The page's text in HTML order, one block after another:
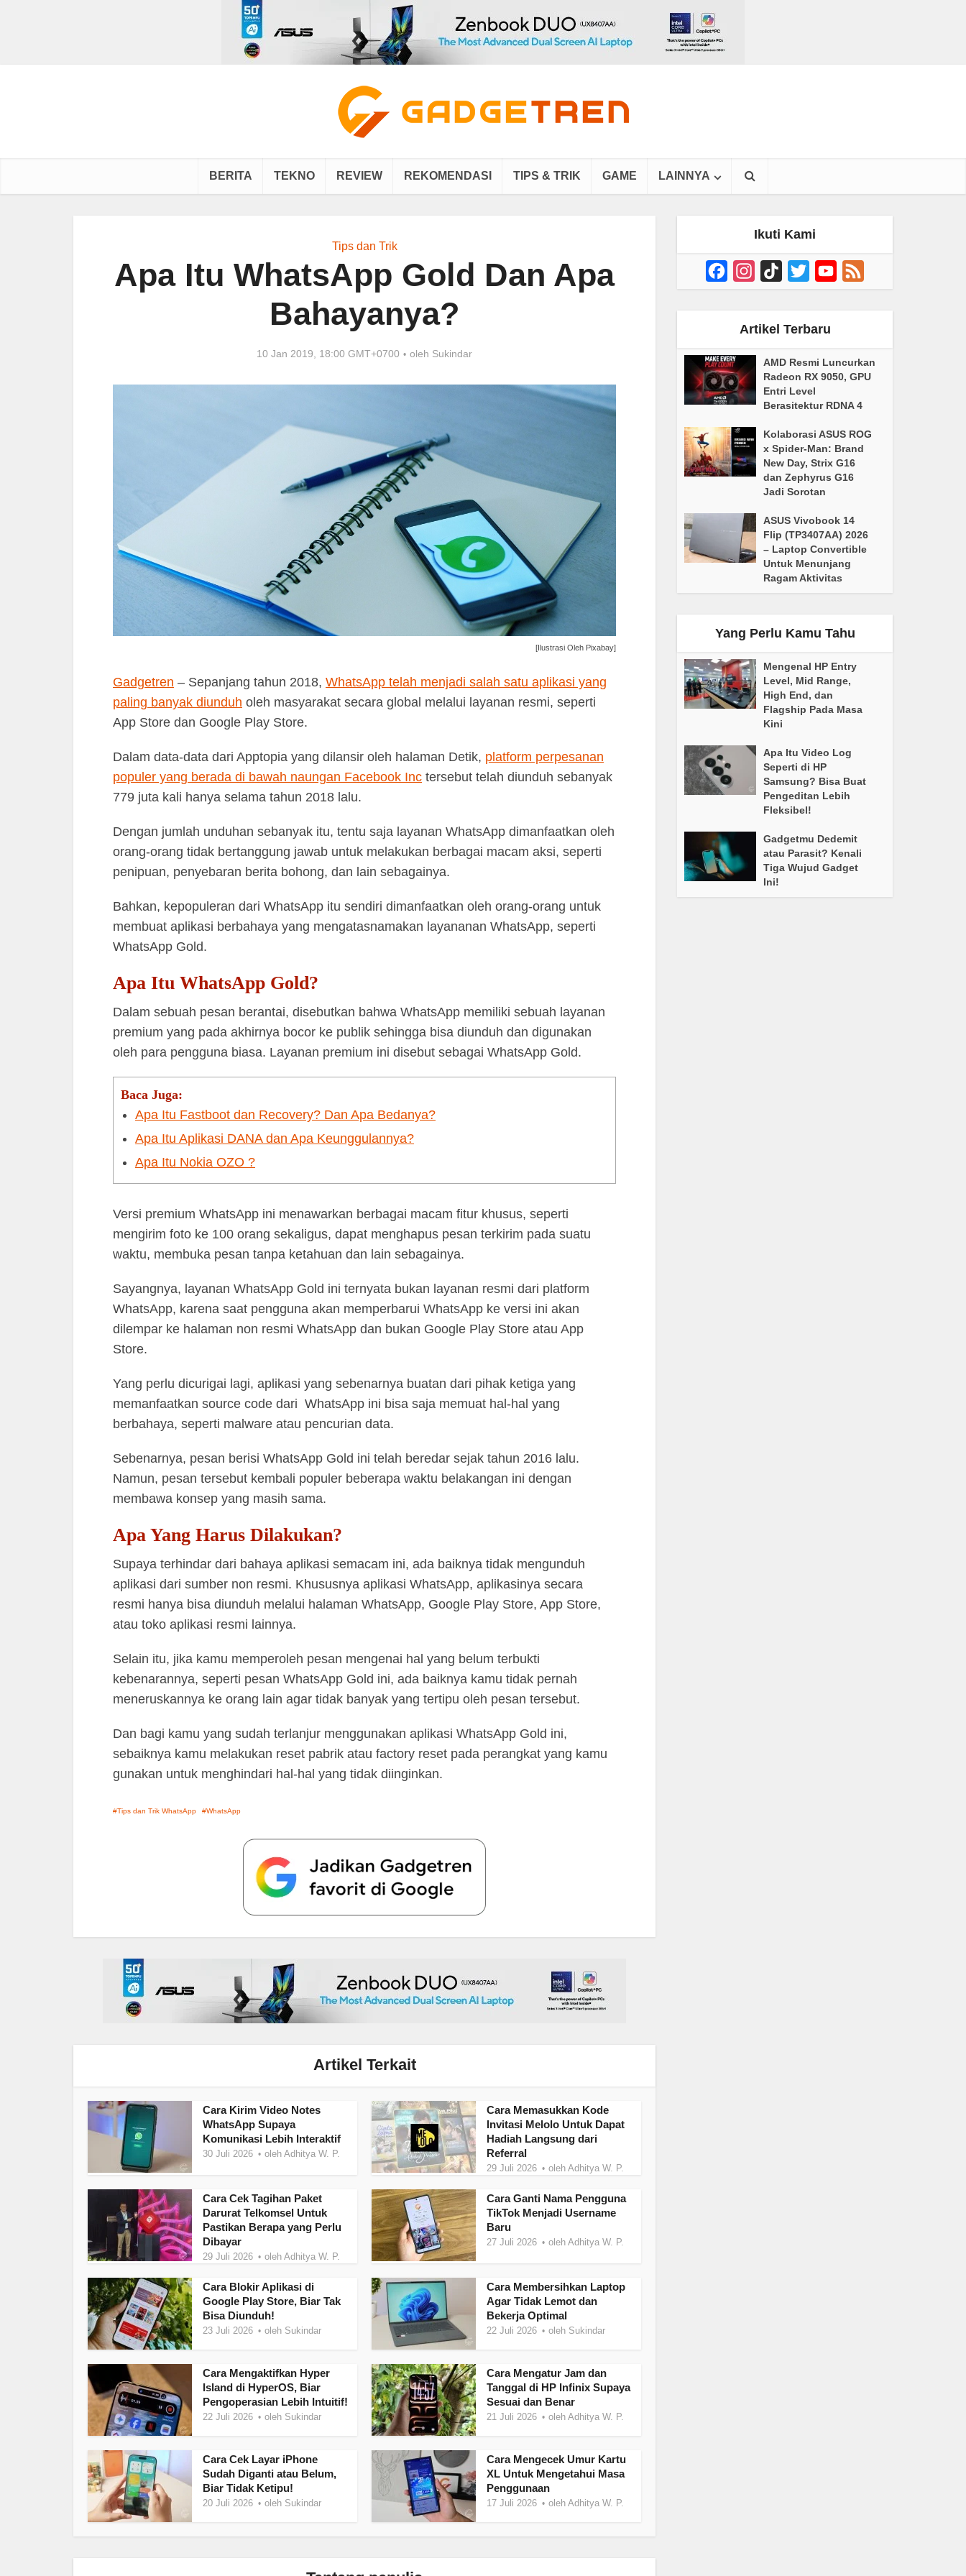
BERITA TEKNO REVIEW REKOMENDASI TIPS & TRIK GAME LAINNYA
Tips dan Trik
Apa Itu WhatsApp Gold Dan Apa
Bahayanya?
10 Jan 2019, 18:00 GMT+0700 oleh Sukindar
[Ilustrasi Oleh Pixabay]
Gadgetren – Sepanjang tahun 2018, WhatsApp telah menjadi salah satu aplikasi yang
paling banyak diunduh oleh masyarakat secara global melalui layanan resmi, seperti
App Store dan Google Play Store.
Dalam data-data dari Apptopia yang dilansir oleh halaman Detik, platform perpesanan
populer yang berada di bawah naungan Facebook Inc tersebut telah diunduh sebanyak
779 juta kali hanya selama tahun 2018 lalu.
Dengan jumlah unduhan sebanyak itu, tentu saja layanan WhatsApp dimanfaatkan oleh
orang-orang tidak bertanggung jawab untuk melakukan berbagai macam aksi, seperti
penipuan, penyebaran berita bohong, dan lain sebagainya.
Bahkan, kepopuleran dari WhatsApp itu sendiri dimanfaatkan oleh orang-orang untuk
membuat aplikasi berbahaya yang mengatasnamakan layananan WhatsApp, seperti
WhatsApp Gold.
Apa Itu WhatsApp Gold?
Dalam sebuah pesan berantai, disebutkan bahwa WhatsApp memiliki sebuah layanan
premium yang pada akhirnya bocor ke publik sehingga bisa diunduh dan digunakan
oleh para pengguna biasa. Layanan premium ini disebut sebagai WhatsApp Gold.
Baca Juga:
Apa Itu Fastboot dan Recovery? Dan Apa Bedanya?
Apa Itu Aplikasi DANA dan Apa Keunggulannya?
Apa Itu Nokia OZO ?
Versi premium WhatsApp ini menawarkan berbagai macam fitur khusus, seperti
mengirim foto ke 100 orang sekaligus, dapat menghapus pesan terkirim pada suatu
waktu, membuka pesan tanpa ketahuan dan lain sebagainya.
Sayangnya, layanan WhatsApp Gold ini ternyata bukan layanan resmi dari platform
WhatsApp, karena saat pengguna akan memperbarui WhatsApp ke versi ini akan
dilempar ke halaman non resmi WhatsApp dan bukan Google Play Store atau App
Store.
Yang perlu dicurigai lagi, aplikasi yang sebenarnya buatan dari pihak ketiga yang
memanfaatkan source code dari WhatsApp ini bisa saja memuat hal-hal yang
berbahaya, seperti malware atau pencurian data.
Sebenarnya, pesan berisi WhatsApp Gold ini telah beredar sejak tahun 2016 lalu.
Namun, pesan tersebut kembali populer beberapa waktu belakangan ini dengan
membawa konsep yang masih sama.
Apa Yang Harus Dilakukan?
Supaya terhindar dari bahaya aplikasi semacam ini, ada baiknya tidak mengunduh
aplikasi dari sumber non resmi. Khususnya aplikasi WhatsApp, aplikasinya secara
resmi hanya bisa diunduh melalui halaman WhatsApp, Google Play Store, App Store,
atau toko aplikasi resmi lainnya.
Selain itu, jika kamu memperoleh pesan mengenai hal yang belum terbukti
kebenarannya, seperti pesan WhatsApp Gold ini, ada baiknya kamu tidak pernah
meneruskannya ke orang lain agar tidak banyak yang tertipu oleh pesan tersebut.
Dan bagi kamu yang sudah terlanjur menggunakan aplikasi WhatsApp Gold ini,
sebaiknya kamu melakukan reset pabrik atau factory reset pada perangkat yang kamu
gunakan untuk menghindari hal-hal yang tidak diinginkan.
Tips dan Trik WhatsApp WhatsApp
Artikel Terkait
Cara Kirim Video Notes
WhatsApp Supaya
Komunikasi Lebih Interaktif
30 Juli 2026 oleh Adhitya W. P.
Cara Memasukkan Kode
Invitasi Melolo Untuk Dapat
Hadiah Langsung dari
Referral
29 Juli 2026 oleh Adhitya W. P.
Cara Cek Tagihan Paket
Darurat Telkomsel Untuk
Pastikan Berapa yang Perlu
Dibayar
29 Juli 2026 oleh Adhitya W. P.
Cara Ganti Nama Pengguna
TikTok Menjadi Username
Baru
27 Juli 2026 oleh Adhitya W. P.
Cara Blokir Aplikasi di
Google Play Store, Biar Tak
Bisa Diunduh!
23 Juli 2026 oleh Sukindar
Cara Membersihkan Laptop
Agar Tidak Lemot dan
Bekerja Optimal
22 Juli 2026 oleh Sukindar
Cara Mengaktifkan Hyper
Island di HyperOS, Biar
Pengoperasian Lebih Intuitif!
22 Juli 2026 oleh Sukindar
Cara Mengatur Jam dan
Tanggal di HP Infinix Supaya
Sesuai dan Benar
21 Juli 2026 oleh Adhitya W. P.
Cara Cek Layar iPhone
Sudah Diganti atau Belum,
Biar Tidak Ketipu!
20 Juli 2026 oleh Sukindar
Cara Mengecek Umur Kartu
XL Untuk Mengetahui Masa
Penggunaan
17 Juli 2026 oleh Adhitya W. P.
Ikuti Kami
FacebookInstagram
TikTok Twitter YouTube
Channel
Artikel Terbaru
AMD Resmi Luncurkan
Radeon RX 9050, GPU
Entri Level
Berasitektur RDNA 4
Kolaborasi ASUS ROG
x Spider-Man: Brand
New Day, Strix G16
dan Zephyrus G16
Jadi Sorotan
ASUS Vivobook 14
Flip (TP3407AA) 2026
– Laptop Convertible
Untuk Menunjang
Ragam Aktivitas
Yang Perlu Kamu Tahu
Mengenal HP Entry
Level, Mid Range,
High End, dan
Flagship Pada Masa
Kini
Apa Itu Video Log
Seperti di HP
Samsung? Bisa Buat
Pengeditan Lebih
Fleksibel!
Gadgetmu Dedemit
atau Parasit? Kenali
Tiga Wujud Gadget
Ini!